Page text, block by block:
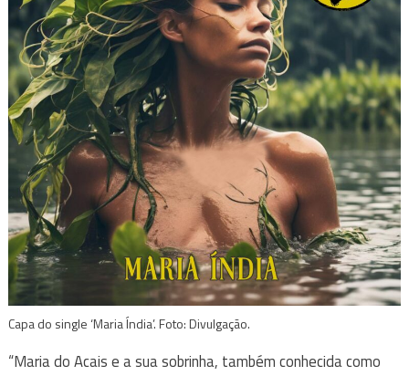
Capa do single ‘Maria Índia’. Foto: Divulgação.
“Maria do Acais e a sua sobrinha, também conhecida como